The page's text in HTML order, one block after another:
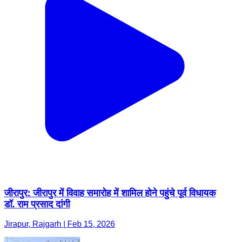
जीरापुर: जीरापुर में विवाह समारोह में शामिल होने पहुंचे पूर्व विधायक
डॉ. राम प्रसाद दांगी
Jirapur, Rajgarh | Feb 15, 2026